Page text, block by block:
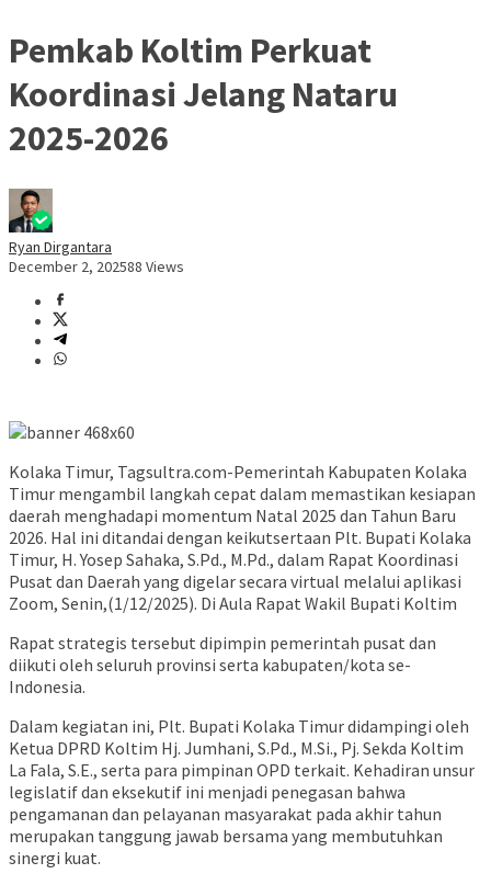
Pemkab Koltim Perkuat
Koordinasi Jelang Nataru
2025-2026
Ryan Dirgantara
December 2, 202588 Views
Kolaka Timur, Tagsultra.com-Pemerintah Kabupaten Kolaka
Timur mengambil langkah cepat dalam memastikan kesiapan
daerah menghadapi momentum Natal 2025 dan Tahun Baru
2026. Hal ini ditandai dengan keikutsertaan Plt. Bupati Kolaka
Timur, H. Yosep Sahaka, S.Pd., M.Pd., dalam Rapat Koordinasi
Pusat dan Daerah yang digelar secara virtual melalui aplikasi
Zoom, Senin,(1/12/2025). Di Aula Rapat Wakil Bupati Koltim
Rapat strategis tersebut dipimpin pemerintah pusat dan
diikuti oleh seluruh provinsi serta kabupaten/kota se-
Indonesia.
Dalam kegiatan ini, Plt. Bupati Kolaka Timur didampingi oleh
Ketua DPRD Koltim Hj. Jumhani, S.Pd., M.Si., Pj. Sekda Koltim
La Fala, S.E., serta para pimpinan OPD terkait. Kehadiran unsur
legislatif dan eksekutif ini menjadi penegasan bahwa
pengamanan dan pelayanan masyarakat pada akhir tahun
merupakan tanggung jawab bersama yang membutuhkan
sinergi kuat.